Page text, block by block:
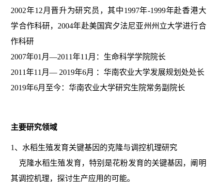
2002年12月晋升为研究员，其中1997年-1999年赴香港大
学合作科研，2004年赴美国宾夕法尼亚州州立大学进行合
作科研
2007年01月—2011年11月：生命科学学院院长
2011年11月— 2019年6月 ：华南农业大学发展规划处处长
2019年6月至今：华南农业大学研究生院常务副院长
主要研究领域
1、水稻生殖发育关键基因的克隆与调控机理研究
克隆水稻生殖发育，特别是花粉发育的关键基因，阐明
其调控机理，探讨生产应用的可能。